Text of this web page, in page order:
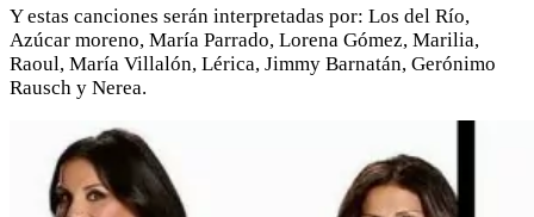
Y estas canciones serán interpretadas por: Los del Río,
Azúcar moreno, María Parrado, Lorena Gómez, Marilia,
Raoul, María Villalón, Lérica, Jimmy Barnatán, Gerónimo
Rausch y Nerea.